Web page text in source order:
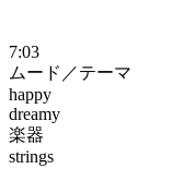
7:03
ムード／テーマ
happy
dreamy
楽器
strings